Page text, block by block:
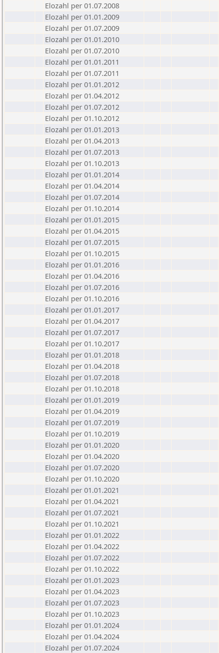
Elozahl per 01.07.2008
Elozahl per 01.01.2009
Elozahl per 01.07.2009
Elozahl per 01.01.2010
Elozahl per 01.07.2010
Elozahl per 01.01.2011
Elozahl per 01.07.2011
Elozahl per 01.01.2012
Elozahl per 01.04.2012
Elozahl per 01.07.2012
Elozahl per 01.10.2012
Elozahl per 01.01.2013
Elozahl per 01.04.2013
Elozahl per 01.07.2013
Elozahl per 01.10.2013
Elozahl per 01.01.2014
Elozahl per 01.04.2014
Elozahl per 01.07.2014
Elozahl per 01.10.2014
Elozahl per 01.01.2015
Elozahl per 01.04.2015
Elozahl per 01.07.2015
Elozahl per 01.10.2015
Elozahl per 01.01.2016
Elozahl per 01.04.2016
Elozahl per 01.07.2016
Elozahl per 01.10.2016
Elozahl per 01.01.2017
Elozahl per 01.04.2017
Elozahl per 01.07.2017
Elozahl per 01.10.2017
Elozahl per 01.01.2018
Elozahl per 01.04.2018
Elozahl per 01.07.2018
Elozahl per 01.10.2018
Elozahl per 01.01.2019
Elozahl per 01.04.2019
Elozahl per 01.07.2019
Elozahl per 01.10.2019
Elozahl per 01.01.2020
Elozahl per 01.04.2020
Elozahl per 01.07.2020
Elozahl per 01.10.2020
Elozahl per 01.01.2021
Elozahl per 01.04.2021
Elozahl per 01.07.2021
Elozahl per 01.10.2021
Elozahl per 01.01.2022
Elozahl per 01.04.2022
Elozahl per 01.07.2022
Elozahl per 01.10.2022
Elozahl per 01.01.2023
Elozahl per 01.04.2023
Elozahl per 01.07.2023
Elozahl per 01.10.2023
Elozahl per 01.01.2024
Elozahl per 01.04.2024
Elozahl per 01.07.2024